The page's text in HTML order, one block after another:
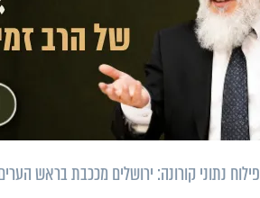
פילוח נתוני קורונה: ירושלים מככבת בראש